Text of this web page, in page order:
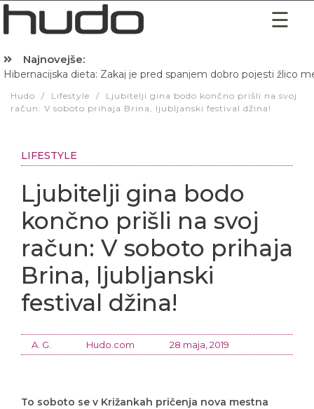
Najnovejše:
Hibernacijska dieta: Zakaj je pred spanjem dobro pojesti žlico
Hudo / Lifestyle /
Ljubitelji gina bodo končno prišli na svoj
račun: V soboto prihaja Brina, ljubljanski festival džina!
LIFESTYLE
Ljubitelji gina bodo
končno prišli na svoj
račun: V soboto prihaja
Brina, ljubljanski
festival džina!
A. G. Hudo.com 28 maja, 2019
To soboto se v Križankah pričenja nova mestna